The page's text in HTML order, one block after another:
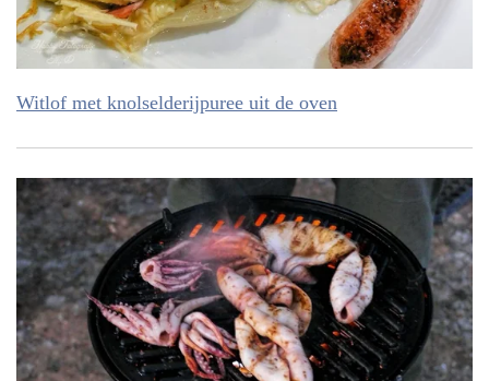
Witlof met knolselderijpuree uit de oven